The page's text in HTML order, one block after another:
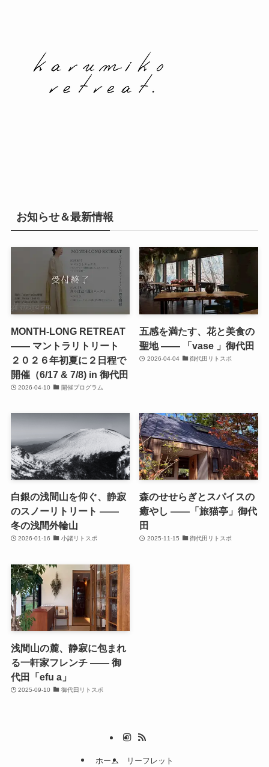
お知らせ＆最新情報
MONTH-LONG RETREAT
—— マントラリトリート
２０２６年初夏に２日程で
開催（6/17 & 7/8) in 御代田
2026-04-10 開催プログラム
五感を満たす、花と美食の
聖地 —— 「vase 」御代田
2026-04-04 御代田リトスポ
白銀の浅間山を仰ぐ、静寂
のスノーリトリート ——
冬の浅間外輪山
2026-01-16 小諸リトスポ
森のせせらぎとスパイスの
癒やし ——「旅猫亭」御代
田
2025-11-15 御代田リトスポ
浅間山の麓、静寂に包まれ
る一軒家フレンチ —— 御
代田「efu a」
2025-09-10 御代田リトスポ
ホーム リーフレット